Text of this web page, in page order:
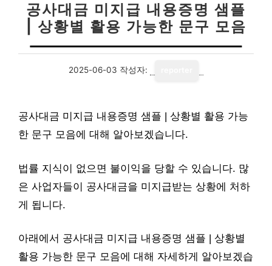
공사대금 미지급 내용증명 샘플
| 상황별 활용 가능한 문구 모음
2025-06-03 작성자:
공사대금 미지급 내용증명 샘플 | 상황별 활용 가능
한 문구 모음에 대해 알아보겠습니다.
법률 지식이 없으면 불이익을 당할 수 있습니다. 많
은 사업자들이 공사대금을 미지급받는 상황에 처하
게 됩니다.
아래에서 공사대금 미지급 내용증명 샘플 | 상황별
활용 가능한 문구 모음에 대해 자세하게 알아보겠습